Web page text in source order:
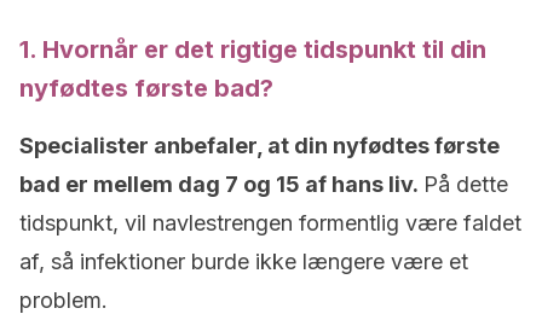
1. Hvornår er det rigtige tidspunkt til din
nyfødtes første bad?
Specialister anbefaler, at din nyfødtes første
bad er mellem dag 7 og 15 af hans liv. På dette
tidspunkt, vil navlestrengen formentlig være faldet
af, så infektioner burde ikke længere være et
problem.